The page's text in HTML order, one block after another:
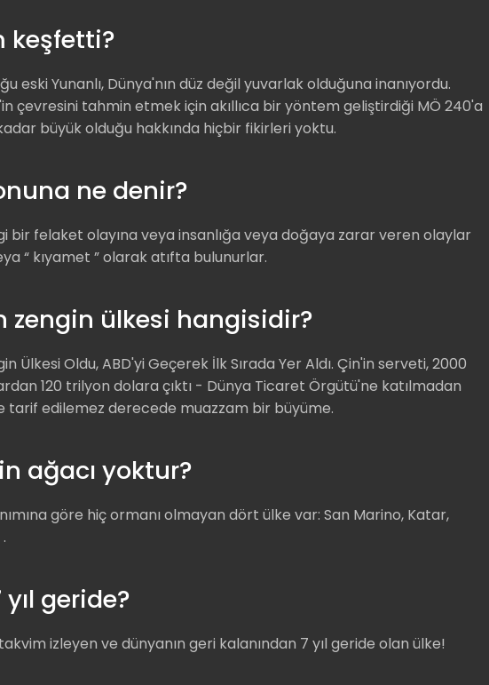
keşfetti?
eski Yunanlı, Dünya'nın düz değil yuvarlak olduğuna inanıyordu.
çevresini tahmin etmek için akıllıca bir yöntem geliştirdiği MÖ 240'a
büyük olduğu hakkında hiçbir fikirleri yoktu.
ne denir?
bir felaket olayına veya insanlığa veya doğaya zarar veren olaylar
“ kıyamet ” olarak atıfta bulunurlar.
zengin ülkesi hangisidir?
Ülkesi Oldu, ABD'yi Geçerek İlk Sırada Yer Aldı. Çin'in serveti, 2000
120 trilyon dolara çıktı - Dünya Ticaret Örgütü'ne katılmadan
tarif edilemez derecede muazzam bir büyüme.
ağacı yoktur?
göre hiç ormanı olmayan dört ülke var: San Marino, Katar,
geride?
izleyen ve dünyanın geri kalanından 7 yıl geride olan ülke!